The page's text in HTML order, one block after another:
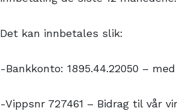
Det kan innbetales slik:
-Bankkonto: 1895.44.22050 –
-Vippsnr 727461 – Bidrag til vår